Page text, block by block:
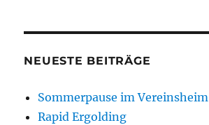
NEUESTE BEITRÄGE
Sommerpause im Vereinsheim
Rapid Ergolding